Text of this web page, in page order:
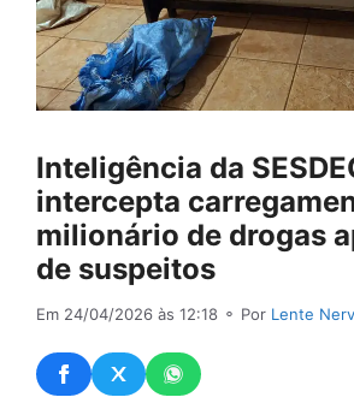
Inteligência da
intercepta
milionário de drogas
de suspeitos
Em 24/04/2026 às 12:18 ⚬ Por Lente